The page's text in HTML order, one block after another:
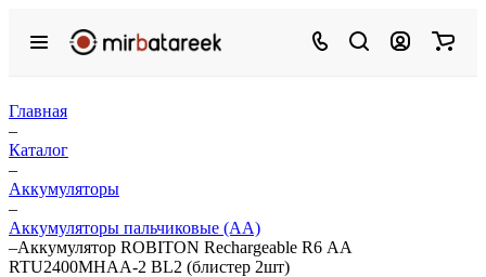
Главная
–
Каталог
–
Аккумуляторы
–
Аккумуляторы пальчиковые (АА)
–Аккумулятор ROBITON Rechargeable R6 АА
RTU2400MHAA-2 BL2 (блистер 2шт)